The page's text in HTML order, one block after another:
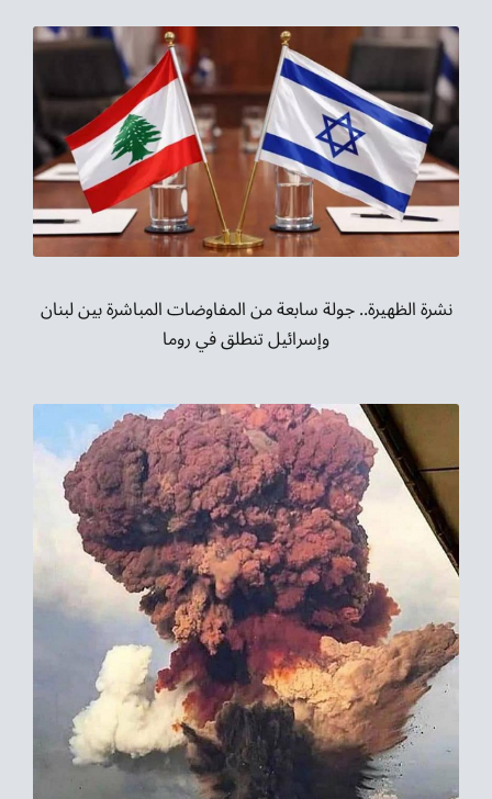
نشرة الظهيرة.. جولة سابعة من المفاوضات المباشرة بين لبنان
وإسرائيل تنطلق في روما